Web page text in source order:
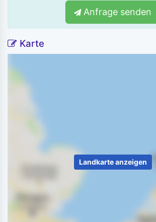
Anfrage senden
Karte
Landkarte anzeigen